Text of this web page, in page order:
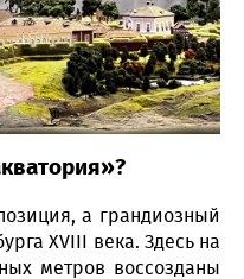
а грандиозный
XVIII века. Здесь на
метров воссозданы